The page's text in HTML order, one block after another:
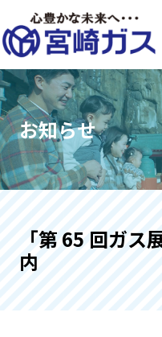
お知らせ
「第 65 回ガ
内